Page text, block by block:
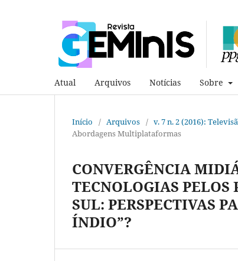
Atual Arquivos Notícias Sobre
Início / Arquivos / v. 7 n. 2 (2016):
Abordagens Multiplataformas
CONVERGÊNCIA
TECNOLOGIAS PELOS
SUL: PERSPECTIVAS
ÍNDIO”?